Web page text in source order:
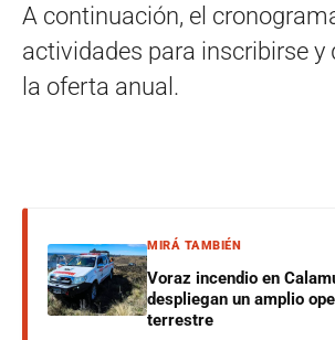
A continuación, el
actividades para inscribirse y
la oferta anual.
MIRÁ TAMBIÉN
Voraz incendio en
despliegan un amplio
terrestre